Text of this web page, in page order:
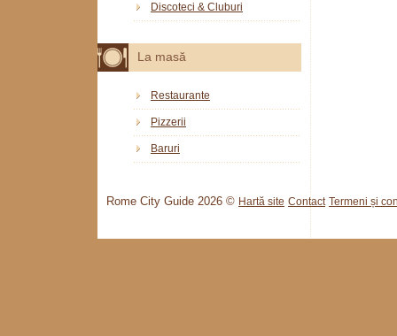
Discoteci & Cluburi
La masă
Restaurante
Pizzerii
Baruri
Rome City Guide 2026 © Hartă site Contact Termeni și